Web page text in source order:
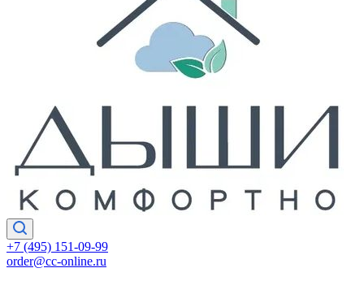
+7 (495) 151-09-99
order@cc-online.ru